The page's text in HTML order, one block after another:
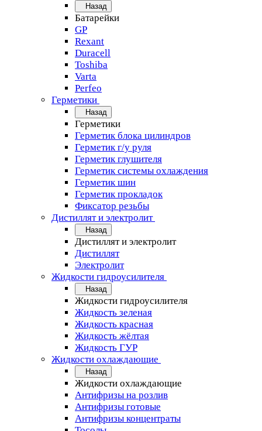
Назад
Батарейки
GP
Rexant
Duracell
Toshiba
Varta
Perfeo
Герметики
Назад
Герметики
Герметик блока цилиндров
Герметик г/у руля
Герметик глушителя
Герметик системы охлаждения
Герметик шин
Герметик прокладок
Фиксатор резьбы
Дистиллят и электролит
Назад
Дистиллят и электролит
Дистиллят
Электролит
Жидкости гидроусилителя
Назад
Жидкости гидроусилителя
Жидкость зеленая
Жидкость красная
Жидкость жёлтая
Жидкость ГУР
Жидкости охлаждающие
Назад
Жидкости охлаждающие
Антифризы на розлив
Антифризы готовые
Антифризы концентраты